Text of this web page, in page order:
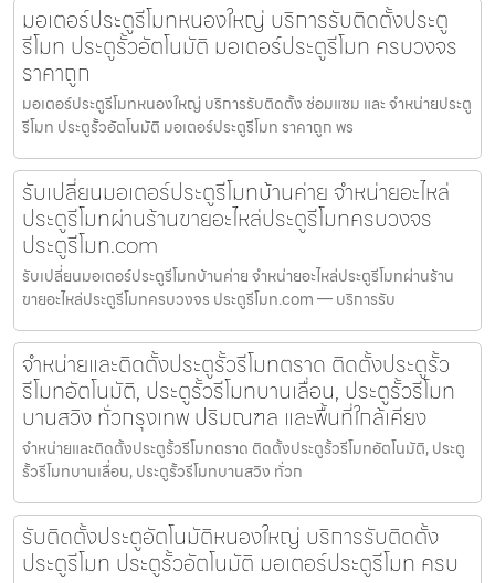
มอเตอร์ประตูรีโมทหนองใหญ่ บริการรับติดตั้งประตู
รีโมท ประตูรั้วอัตโนมัติ มอเตอร์ประตูรีโมท ครบวงจร
ราคาถูก
มอเตอร์ประตูรีโมทหนองใหญ่ บริการรับติดตั้ง ซ่อมแซม และ จำหน่ายประตู
รีโมท ประตูรั้วอัตโนมัติ มอเตอร์ประตูรีโมท ราคาถูก พร
รับเปลี่ยนมอเตอร์ประตูรีโมทบ้านค่าย จำหน่ายอะไหล่
ประตูรีโมทผ่านร้านขายอะไหล่ประตูรีโมทครบวงจร
ประตูรีโมท.com
รับเปลี่ยนมอเตอร์ประตูรีโมทบ้านค่าย จำหน่ายอะไหล่ประตูรีโมทผ่านร้าน
ขายอะไหล่ประตูรีโมทครบวงจร ประตูรีโมท.com — บริการรับ
จำหน่ายและติดตั้งประตูรั้วรีโมทตราด ติดตั้งประตูรั้ว
รีโมทอัตโนมัติ, ประตูรั้วรีโมทบานเลื่อน, ประตูรั้วรีโมท
บานสวิง ทั่วกรุงเทพ ปริมณฑล และพื้นที่ใกล้เคียง
จำหน่ายและติดตั้งประตูรั้วรีโมทตราด ติดตั้งประตูรั้วรีโมทอัตโนมัติ, ประตู
รั้วรีโมทบานเลื่อน, ประตูรั้วรีโมทบานสวิง ทั่วก
รับติดตั้งประตูอัตโนมัติหนองใหญ่ บริการรับติดตั้ง
ประตูรีโมท ประตูรั้วอัตโนมัติ มอเตอร์ประตูรีโมท ครบ